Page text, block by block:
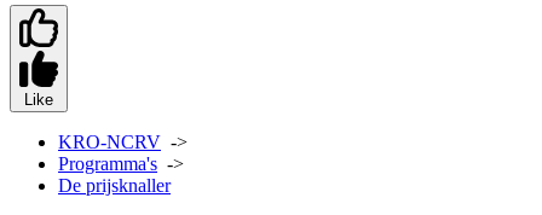
Like
KRO-NCRV ->
Programma's ->
De prijsknaller